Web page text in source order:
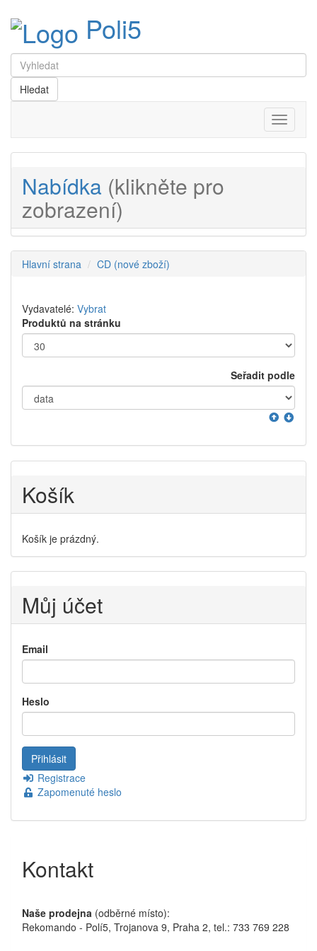
Poli5
Menu
Nabídka (klikněte pro
zobrazení)
Hlavní strana CD (nové zboží)
Vydavatelé: Vybrat
Produktů na stránku
Seřadit podle
Košík
Košík je prázdný.
Můj účet
Email
Heslo
Registrace
Zapomenuté heslo
Kontakt
Naše prodejna (odběrné místo):
Rekomando - Polí5, Trojanova 9, Praha 2, tel.: 733 769 228